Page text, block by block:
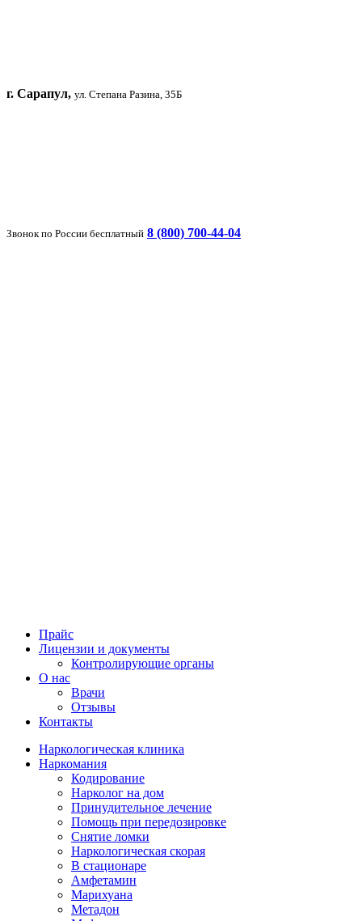
г. Сарапул, ул. Степана Разина, 35Б
Звонок по России бесплатный 8 (800) 700-44-04
Прайс
Лицензии и документы
Контролирующие органы
О нас
Врачи
Отзывы
Контакты
Наркологическая клиника
Наркомания
Кодирование
Нарколог на дом
Принудительное лечение
Помощь при передозировке
Снятие ломки
Наркологическая скорая
В стационаре
Амфетамин
Марихуана
Метадон